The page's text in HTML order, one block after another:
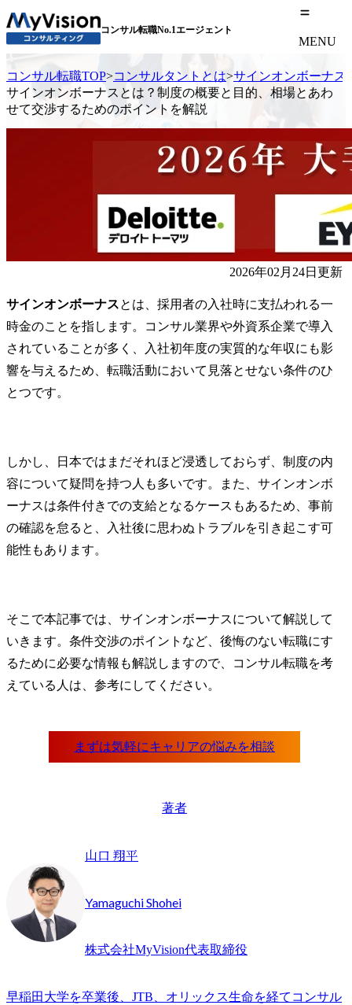
コンサル転職No.1エージェント
MENU
コンサル転職TOP>コンサルタントとは>サインオンボーナス
サインオンボーナスとは？制度の概要と目的、相場とあわ
せて交渉するためのポイントを解説
2026年02月24日更新
サインオンボーナスとは、採用者の入社時に支払われる一
時金のことを指します。コンサル業界や外資系企業で導入
されていることが多く、入社初年度の実質的な年収にも影
響を与えるため、転職活動において見落とせない条件のひ
とつです。
しかし、日本ではまだそれほど浸透しておらず、制度の内
容について疑問を持つ人も多いです。また、サインオンボ
ーナスは条件付きでの支給となるケースもあるため、事前
の確認を怠ると、入社後に思わぬトラブルを引き起こす可
能性もあります。
そこで本記事では、サインオンボーナスについて解説して
いきます。条件交渉のポイントなど、後悔のない転職にす
るために必要な情報も解説しますので、コンサル転職を考
えている人は、参考にしてください。
著者
山口 翔平
Yamaguchi Shohei
株式会社MyVision代表取締役
早稲田大学を卒業後、JTB、オリックス生命を経てコンサル